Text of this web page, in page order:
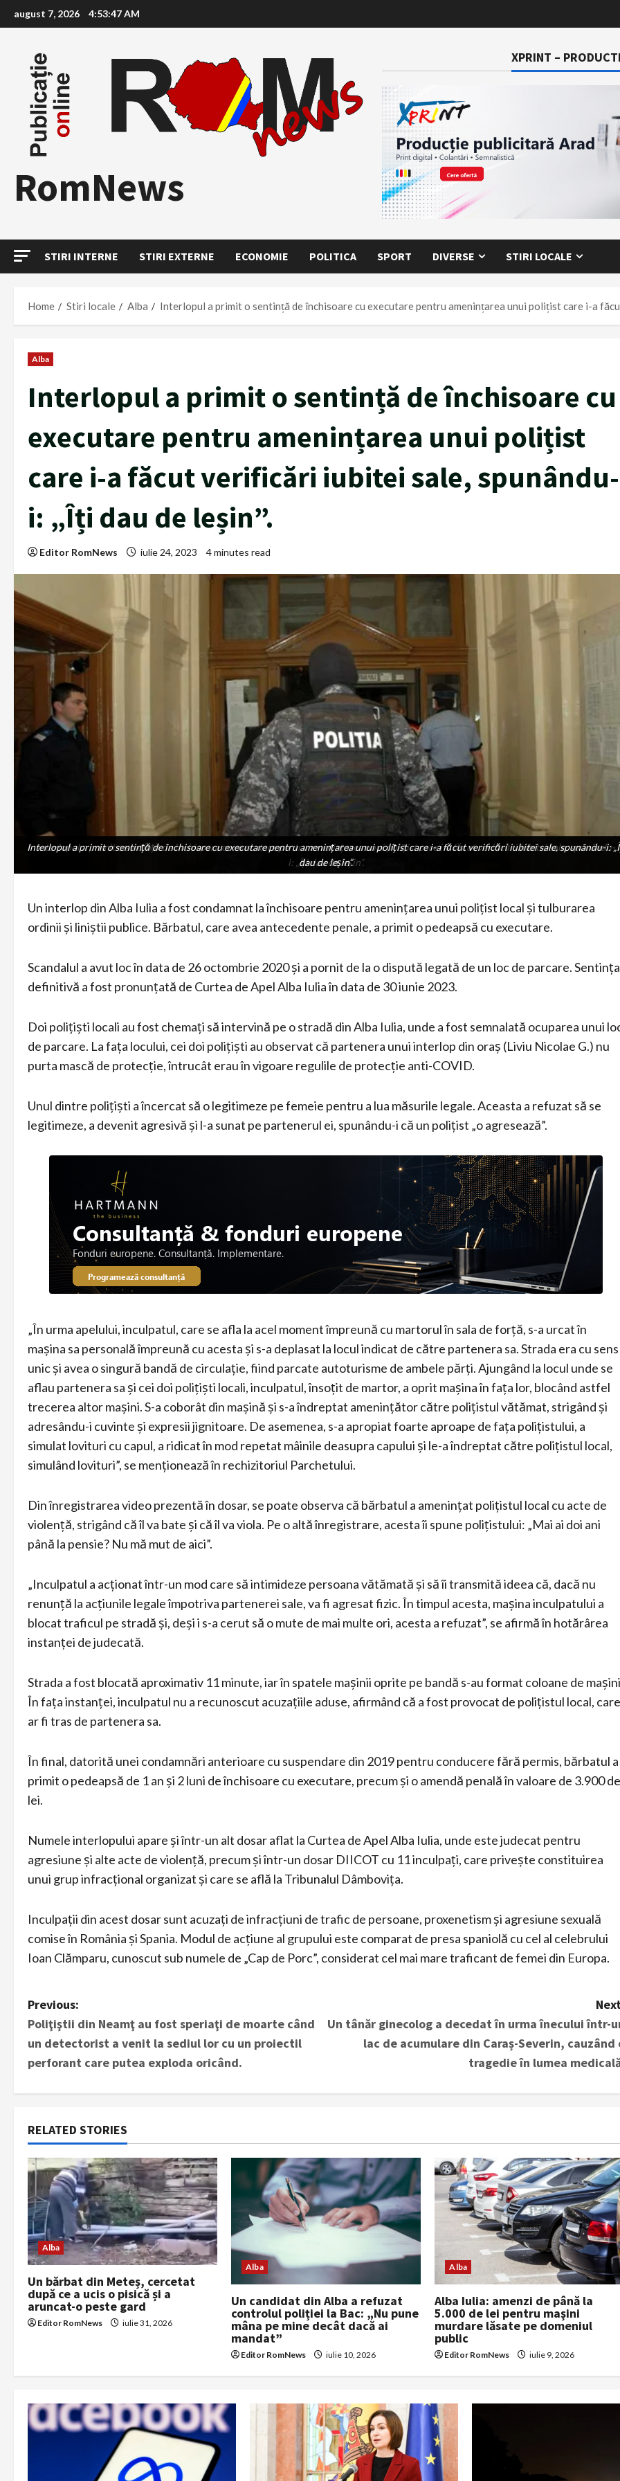
to
august 7, 2026 4:53:48 AM
RomNews
XPRINT –
STIRI INTERNE STIRI EXTERNE ECONOMIE POLITICA SPORT DIVERSE STIRI LOCALE
Home Stiri locale Alba Interlopul a primit o sentință de închisoare cu executare pentru amenințarea unui polițist care i-a
Alba
Interlopul a primit o sentință de închisoare cu
executare pentru amenințarea unui polițist
care i-a făcut verificări iubitei sale, spunându-
i: „Îți dau de leșin”.
Editor RomNews iulie 24, 2023 4 minutes read
Interlopul a primit o sentință de închisoare cu executare pentru amenințarea unui polițist care i-a făcut verificări iubitei sale, spunându-
i: „Îți dau de leșin”.
Interlopul a primit o sentință de închisoare cu executare pentru amenințarea unui polițist care i-a făcut verificări iubitei sale, spunându-i:
dau de leșin”.
Un interlop din Alba Iulia a fost condamnat la închisoare pentru amenințarea unui polițist local și tulburarea
ordinii și liniștii publice. Bărbatul, care avea antecedente penale, a primit o pedeapsă cu executare.
Scandalul a avut loc în data de 26 octombrie 2020 și a pornit de la o dispută legată de un loc de parcare. Sentința
definitivă a fost pronunțată de Curtea de Apel Alba Iulia în data de 30 iunie 2023.
Doi polițiști locali au fost chemați să intervină pe o stradă din Alba Iulia, unde a fost semnalată ocuparea unui
de parcare. La fața locului, cei doi polițiști au observat că partenera unui interlop din oraș (Liviu Nicolae G.) nu
purta mască de protecție, întrucât erau în vigoare regulile de protecție anti-COVID.
Unul dintre polițiști a încercat să o legitimeze pe femeie pentru a lua măsurile legale. Aceasta a refuzat să se
legitimeze, a devenit agresivă și l-a sunat pe partenerul ei, spunându-i că un polițist „o agresează”.
„În urma apelului, inculpatul, care se afla la acel moment împreună cu martorul în sala de forță, s-a urcat în
mașina sa personală împreună cu acesta și s-a deplasat la locul indicat de către partenera sa. Strada era cu sens
unic și avea o singură bandă de circulație, fiind parcate autoturisme de ambele părți. Ajungând la locul unde se
aflau partenera sa și cei doi polițiști locali, inculpatul, însoțit de martor, a oprit mașina în fața lor, blocând astfel
trecerea altor mașini. S-a coborât din mașină și s-a îndreptat amenințător către polițistul vătămat, strigând și
adresându-i cuvinte și expresii jignitoare. De asemenea, s-a apropiat foarte aproape de fața polițistului, a
simulat lovituri cu capul, a ridicat în mod repetat mâinile deasupra capului și le-a îndreptat către polițistul local,
simulând lovituri”, se menționează în rechizitoriul Parchetului.
Din înregistrarea video prezentă în dosar, se poate observa că bărbatul a amenințat polițistul local cu acte de
violență, strigând că îl va bate și că îl va viola. Pe o altă înregistrare, acesta îi spune polițistului: „Mai ai doi ani
până la pensie? Nu mă mut de aici”.
„Inculpatul a acționat într-un mod care să intimideze persoana vătămată și să îi transmită ideea că, dacă nu
renunță la acțiunile legale împotriva partenerei sale, va fi agresat fizic. În timpul acesta, mașina inculpatului a
blocat traficul pe stradă și, deși i s-a cerut să o mute de mai multe ori, acesta a refuzat”, se afirmă în hotărârea
instanței de judecată.
Strada a fost blocată aproximativ 11 minute, iar în spatele mașinii oprite pe bandă s-au format coloane de
În fața instanței, inculpatul nu a recunoscut acuzațiile aduse, afirmând că a fost provocat de polițistul local, care
ar fi tras de partenera sa.
În final, datorită unei condamnări anterioare cu suspendare din 2019 pentru conducere fără permis, bărbatul a
primit o pedeapsă de 1 an și 2 luni de închisoare cu executare, precum și o amendă penală în valoare de 3.900 de
lei.
Numele interlopului apare și într-un alt dosar aflat la Curtea de Apel Alba Iulia, unde este judecat pentru
agresiune și alte acte de violență, precum și într-un dosar DIICOT cu 11 inculpați, care privește constituirea
unui grup infracțional organizat și care se află la Tribunalul Dâmbovița.
Inculpații din acest dosar sunt acuzați de infracțiuni de trafic de persoane, proxenetism și agresiune sexuală
comise în România și Spania. Modul de acțiune al grupului este comparat de presa spaniolă cu cel al celebrului
Ioan Clămparu, cunoscut sub numele de „Cap de Porc”, considerat cel mai mare traficant de femei din Europa.
P
o
s
t
n
a
v
i
g
a
t
i
Previous:
Poliţiştii din Neamţ au fost speriaţi de moarte când
un detectorist a venit la sediul lor cu un proiectil
perforant care putea exploda oricând.
Un tânăr ginecolog a decedat în urma înecului într-
lac de acumulare din Caraș-Severin, cauzând
tragedie în lumea
RELATED STORIES
Alba
Un bărbat din Meteș, cercetat
după ce a ucis o pisică și a
aruncat-o peste gard
Editor RomNews iulie 31, 2026
Alba
Un candidat din Alba a refuzat
controlul poliției la Bac: „Nu pune
mâna pe mine decât dacă ai
mandat”
Editor RomNews iulie 10, 2026
Alba
Alba Iulia: amenzi de până la
5.000 de lei pentru maşini
murdare lăsate pe domeniul
public
Editor RomNews iulie 9, 2026